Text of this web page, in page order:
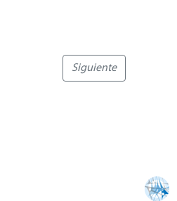
Siguiente